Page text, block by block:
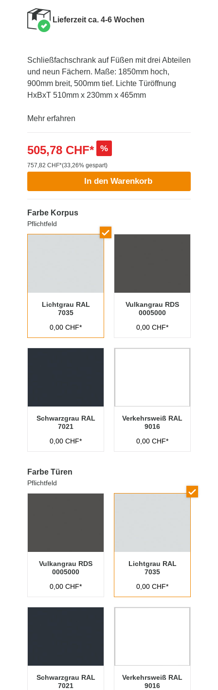
Lieferzeit ca. 4-6 Wochen
Schließfachschrank auf Füßen mit drei Abteilen
und neun Fächern. Maße: 1850mm hoch,
900mm breit, 500mm tief. Lichte Türöffnung
HxBxT 510mm x 230mm x 465mm
Mehr erfahren
505,78 CHF* %
757,82 CHF*(33,26% gespart)
In den Warenkorb
Farbe Korpus
Pflichtfeld
Lichtgrau RAL
7035
0,00 CHF*
Vulkangrau RDS
0005000
0,00 CHF*
Schwarzgrau RAL
7021
0,00 CHF*
Verkehrsweiß RAL
9016
0,00 CHF*
Farbe Türen
Pflichtfeld
Vulkangrau RDS
0005000
0,00 CHF*
Lichtgrau RAL
7035
0,00 CHF*
Schwarzgrau RAL
7021
Verkehrsweiß RAL
9016